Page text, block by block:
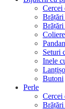
Cercei
Brățări
Brățări
Seturi
Inele
Butoni
Perle
Cercei
Brățări